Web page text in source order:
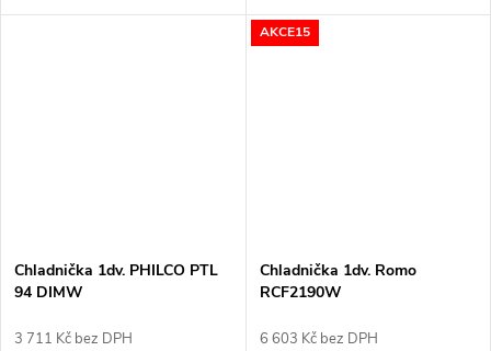
Rozměry (VxŠxH): 185x60x66
Rozměry (VxŠxH): 82,1x48x50
cm.
Chladnička 1dv. PHILCO PTL
94 DIMW
3 711 Kč bez DPH
AKCE15
Chladnička 1dv. Romo
RCF2190W
6 603 Kč bez DPH